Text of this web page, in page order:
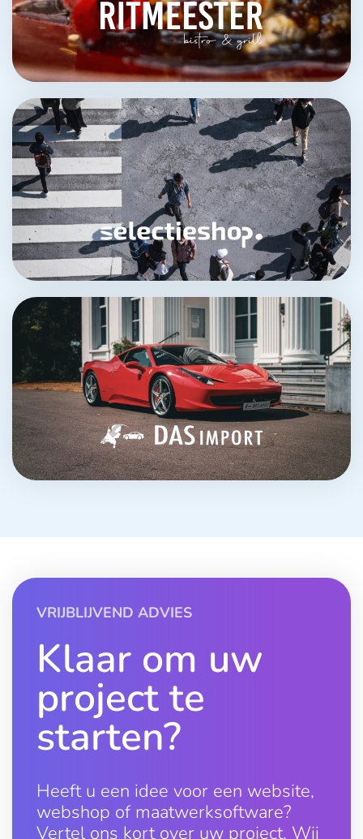
VRIJBLIJVEND ADVIES
Klaar om uw
project te
starten?
Heeft u een idee voor een website,
webshop of maatwerksoftware?
Vertel ons kort over uw project. Wij